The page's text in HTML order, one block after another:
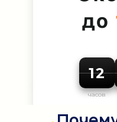
до
12
часов